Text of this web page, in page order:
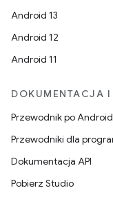
Android 13
Android 12
Android 11
DOKUMENTACJA
Przewodnik po
Przewodniki dla
Dokumentacja API
Pobierz Studio